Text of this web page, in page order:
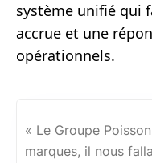
système unifié qui
accrue et une
opérationnels.
« Le Groupe
marques, il nous